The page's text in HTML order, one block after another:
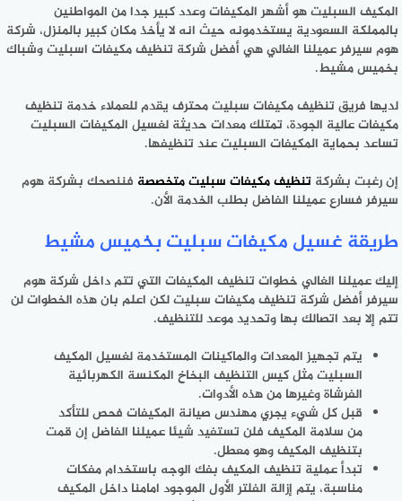
المكيف السبليت هو أشهر المكيفات وعدد كبير جدا من المواطنين
بالمملكة السعودية يستخدمونه حيث انه لا يأخذ مكان كبير بالمنزل، شركة
هوم سيرفر عميلنا الغالي هي أفضل شركة تنظيف مكيفات اسبليت وشباك
بخميس مشيط.
لديها فريق تنظيف مكيفات سبليت محترف يقدم للعملاء خدمة تنظيف
مكيفات عالية الجودة، تمتلك معدات حديثة لغسيل المكيفات السبليت
تساعد بحماية المكيفات السبليت عند تنظيفها.
إن رغبت بشركةتنظيف مكيفات سبليت متخصصة فننصحك بشركة هوم
سيرفر فسارع عميلنا الفاضل بطلب الخدمة الأن.
طريقة غسيل مكيفات سبليت بخميس مشيط
إليك عميلنا الغالي خطوات تنظيف المكيفات التي تتم داخل شركة هوم
سيرفر أفضل شركة تنظيف مكيفات سبليت لكن اعلم بان هذه الخطوات لن
تتم إلا بعد اتصالك بها وتحديد موعد للتنظيف.
يتم تجهيز المعدات والماكينات المستخدمة لغسيل المكيف
السبليت مثل كيس التنظيف البخاخ المكنسة الكهربائية
الفرشاة وغيرها من هذه الأدوات.
قبل كل شيء يجري مهندس صيانة المكيفات فحص للتأكد
من سلامة المكيف فلن تستفيد شيئا عميلنا الفاضل إن قمت
بتنظيف المكيف وهو معطل.
تبدأ عملية تنظيف المكيف بفك الوجه باستخدام مفكات
مناسبة، يتم إزالة الفلتر الأول الموجود امامنا داخل المكيف